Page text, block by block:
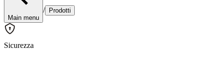
Main menu
/ Prodotti
Sicurezza